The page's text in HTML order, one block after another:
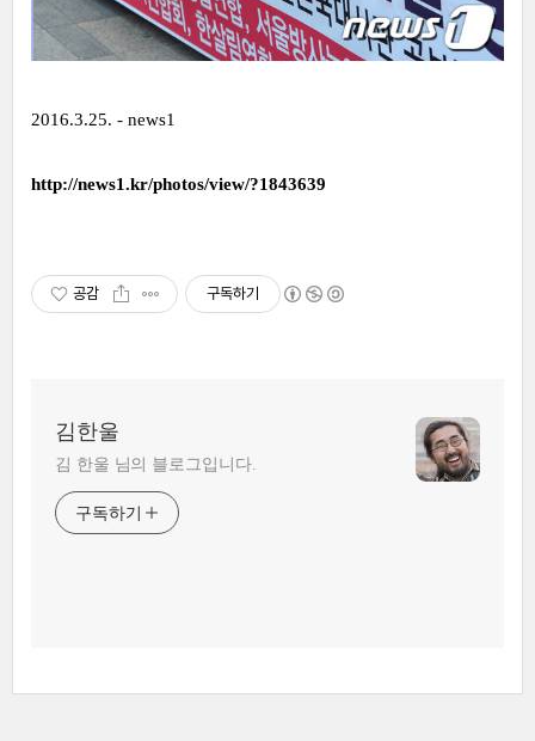
2016.3.25. - news1
http://news1.kr/photos/view/?1843639
공감 구독하기
김한울
김 한울 님의 블로그입니다.
구독하기